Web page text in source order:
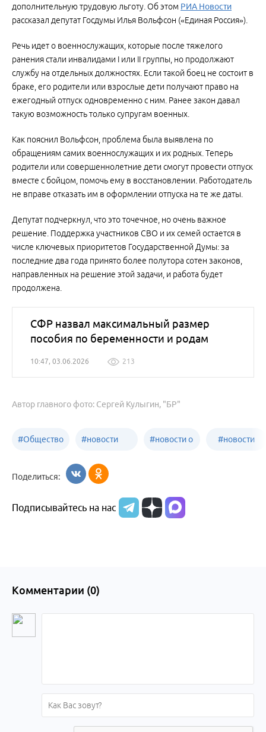
дополнительную трудовую льготу. Об этом РИА Новости
рассказал депутат Госдумы Илья Вольфсон («Единая Россия»).
Речь идет о военнослужащих, которые после тяжелого
ранения стали инвалидами I или II группы, но продолжают
службу на отдельных должностях. Если такой боец не состоит в
браке, его родители или взрослые дети получают право на
ежегодный отпуск одновременно с ним. Ранее закон давал
такую возможность только супругам военных.
Как пояснил Вольфсон, проблема была выявлена по
обращениям самих военнослужащих и их родных. Теперь
родители или совершеннолетние дети смогут провести отпуск
вместе с бойцом, помочь ему в восстановлении. Работодатель
не вправе отказать им в оформлении отпуска на те же даты.
Депутат подчеркнул, что это точечное, но очень важное
решение. Поддержка участников СВО и их семей остается в
числе ключевых приоритетов Государственной Думы: за
последние два года принято более полутора сотен законов,
направленных на решение этой задачи, и работа будет
продолжена.
СФР назвал максимальный размер
пособия по беременности и родам
10:47, 03.06.2026 213
Автор главного фото: Сергей Кулыгин, "БР"
#Общество #новости
образования
#новости о
Алтайского
#новости
Поделиться:
Подписывайтесь на нас
Комментарии (0)